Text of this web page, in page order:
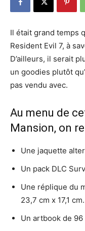
Il était grand temps
Resident Evil 7, à
D’ailleurs, il serait
un goodies plutôt
pas vendu avec.
Au menu de
Mansion, on
Une jaquette
Un pack DLC
Une réplique du
23,7 cm x 17,1 cm.
Un artbook de